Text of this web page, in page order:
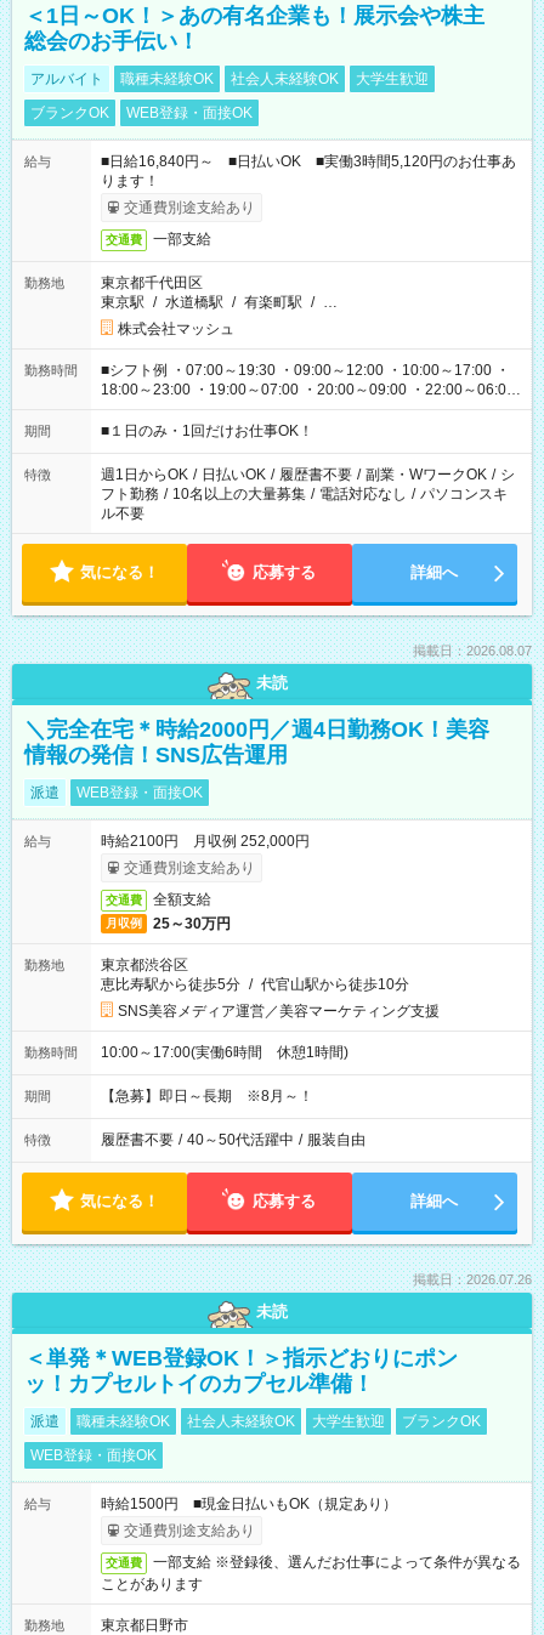
＜1日～OK！＞あの有名企業も！展示会や株主
総会のお手伝い！
アルバイト 職種未経験OK 社会人未経験OK
大学生歓迎
ブランクOK
WEB登録・面接OK
給与
■日給16,840円～ ■日払いOK ■実働3時間5,120円のお仕事あ
ります！
交通費別途支給あり
交通費 一部支給
勤務地
東京都千代田区
東京駅 / 水道橋駅 / 有楽町駅 / …
株式会社マッシュ
勤務時間
■シフト例 ・07:00～19:30 ・09:00～12:00 ・10:00～17:00 ・
18:00～23:00 ・19:00～07:00 ・20:00～09:00 ・22:00～06:00
etc ★最短で3時間で5,120円のお仕事から 15時間で2万円近く稼
げるお仕事も！ ご希望のお時間に合わせてご紹介！ ※シフトは
ください！
期間 ■１日のみ・1回だけお仕事OK！
特徴 週1日からOK / 日払いOK / 履歴書不要 / 副業・WワークOK / シ
フト勤務 / 10名以上の大量募集 / 電話対応なし / パソコンスキ
ル不要
気になる！ 応募する 詳細へ
掲載日：2026.08.07
未読
＼完全在宅＊時給2000円／週4日勤務OK！美容
情報の発信！SNS広告運用
派遣 WEB登録・面接OK
給与
時給2100円 月収例 252,000円
交通費別途支給あり
交通費 全額支給
月収例 25～30万円
勤務地
東京都渋谷区
恵比寿駅から徒歩5分 / 代官山駅から徒歩10分
SNS美容メディア運営／美容マーケティング支援
勤務時間 10:00～17:00(実働6時間 休憩1時間)
期間 【急募】即日～長期 ※8月～！
特徴 履歴書不要 / 40～50代活躍中 / 服装自由
気になる！ 応募する 詳細へ
掲載日：2026.07.26
未読
＜単発＊WEB登録OK！＞指示どおりにポン
ッ！カプセルトイのカプセル準備！
派遣 職種未経験OK 社会人未経験OK 大学生歓迎
ブランクOK
WEB登録・面接OK
給与
時給1500円 ■現金日払いもOK（規定あり）
交通費別途支給あり
交通費
一部支給 ※登録後、選んだお仕事によって条件が異なる
ことがあります
勤務地
東京都日野市